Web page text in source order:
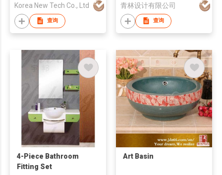
Spray
Korea New Tech Co., Ltd
查询
青林设计有限公司
查询
4-Piece Bathroom
Fitting Set
Art Basin